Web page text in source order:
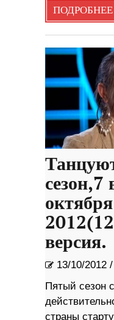
ПОДРОБНЕЕ
сезон,7
октября
версия.
13/10/2012 /
Пятый сезон
страны